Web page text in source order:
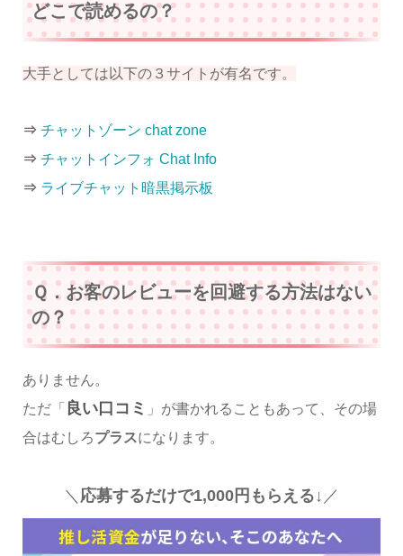
どこで読めるの？
大手としては以下の３サイトが有名です。
⇒ チャットゾーン chat zone
⇒ チャットインフォ Chat Info
⇒ ライブチャット暗黒掲示板
Ｑ．お客のレビューを回避する方法はない
の？
ありません。
ただ「 良い口コミ
」が書かれることもあって、その場
合はむしろプラスになります。
＼ 応募するだけで1,000円もらえる↓ ／